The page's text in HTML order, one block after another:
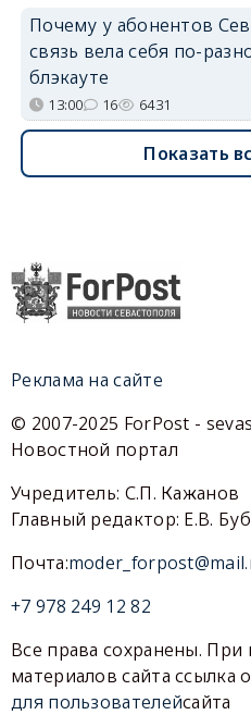
Почему у абонентов
связь вела себя по-
блэкауте
13:00 16 6431
Показать
Реклама на сайте
© 2007-2025 ForPost -
Новостной портал
Учредитель: С.П. Кажанов
Главный редактор: Е.В.
Почта:
+7 978 249 12 82
Все права сохранены. При
материалов сайта ссылка
для пользователейсайта